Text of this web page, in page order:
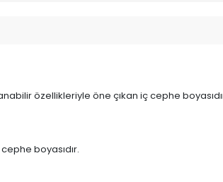
özellikleriyle öne çıkan iç cephe
boyasıdır.